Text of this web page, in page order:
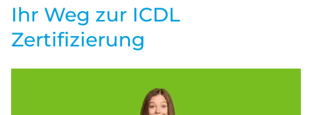
Ihr Weg zur ICDL
Zertifizierung